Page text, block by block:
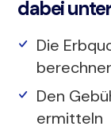
dabei
Die
Den
ermitteln